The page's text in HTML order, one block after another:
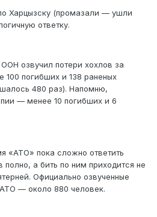
Харцызску (промазали — ушли
ответку.
озвучил потери хохлов за
погибших и 138 раненых
480 раз). Напомню,
— менее 10 погибших и 6
«АТО» пока сложно ответить
полно, а бить по ним приходится не
Официально озвученные
— около 880 человек.